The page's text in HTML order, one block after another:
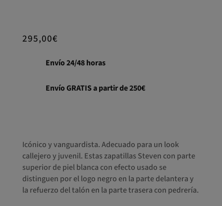
295,00€
Envío 24/48 horas
Envío GRATIS a partir de 250€
Icónico y vanguardista. Adecuado para un look
callejero y juvenil. Estas zapatillas Steven con parte
superior de piel blanca con efecto usado se
distinguen por el logo negro en la parte delantera y
la refuerzo del talón en la parte trasera con pedrería.